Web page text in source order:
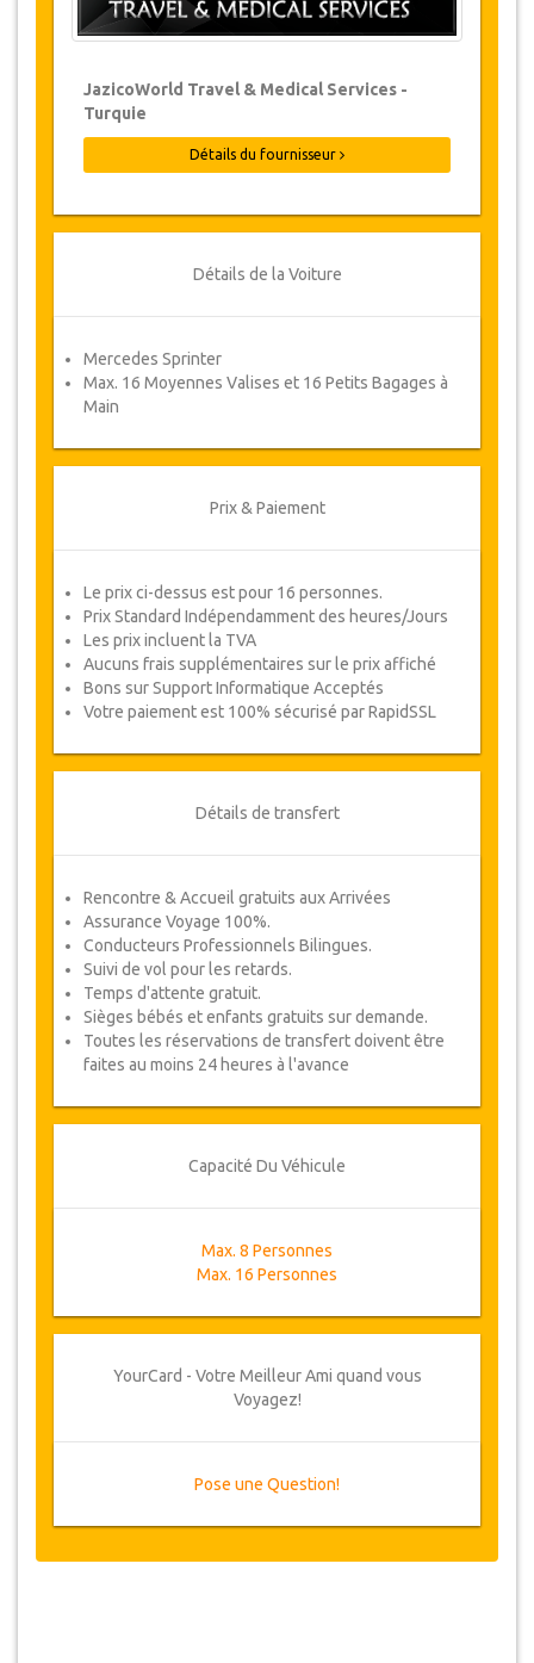
que par écrit en envoyant un courrier
électronique.
moins de 24 heures avant le transfert.
Dans de tels cas, les paiements sont non-
remboursables.
De temps en temps, JazicoWorld peut
ou un remboursement complet.
Une fois votre paiement effectué, vous serez
redirigé vers détails YourCard pour entrer vos
votre Coupon de service automatiquement.
JazicoWorld Travel & Medical Services -
Turquie
Détails du fournisseur
Détails de la Voiture
Mercedes Sprinter
Max. 16 Moyennes Valises et 16 Petits Bagages à
Main
Prix & Paiement
Le prix ci-dessus est pour 16 personnes.
Prix Standard Indépendamment des heures/Jours
Les prix incluent la TVA
Aucuns frais supplémentaires sur le prix affiché
Bons sur Support Informatique Acceptés
Votre paiement est 100% sécurisé par RapidSSL
Détails de transfert
Rencontre & Accueil gratuits aux Arrivées
Assurance Voyage 100%.
Conducteurs Professionnels Bilingues.
Suivi de vol pour les retards.
Temps d'attente gratuit.
Sièges bébés et enfants gratuits sur demande.
Toutes les réservations de transfert doivent être
faites au moins 24 heures à l'avance
Capacité Du Véhicule
Max. 8 Personnes
Max. 16 Personnes
YourCard - Votre Meilleur Ami quand vous
Voyagez!
Pose une Question!